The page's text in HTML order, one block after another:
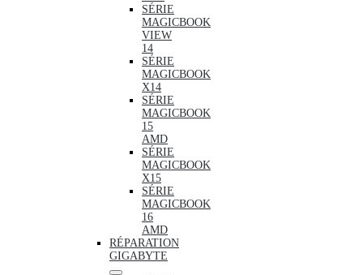
SÉRIE
MAGICBOOK
VIEW
14
SÉRIE
MAGICBOOK
X14
SÉRIE
MAGICBOOK
15
AMD
SÉRIE
MAGICBOOK
X15
SÉRIE
MAGICBOOK
16
AMD
RÉPARATION
GIGABYTE